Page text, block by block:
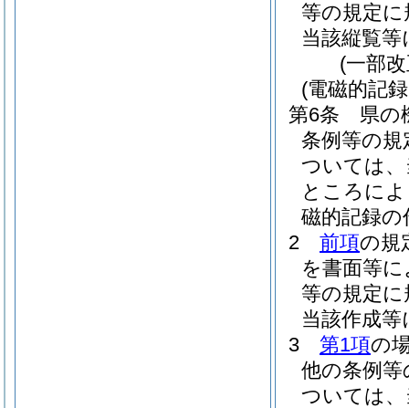
等の規定
当該縦覧
(一部
(電磁的記
第6条
県の
条例等の
ついては
ところに
磁的記録
2
前項の規
を書面等
等の規定
当該作成
3
第1項の
他の条例
ついては